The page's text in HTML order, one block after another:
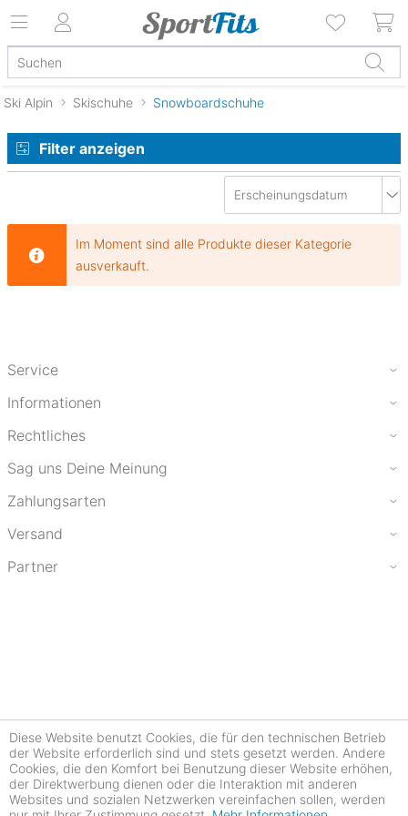
Ski Alpin Skischuhe Snowboardschuhe
Filter anzeigen
Im Moment sind alle Produkte dieser Kategorie
ausverkauft.
Service
Informationen
Rechtliches
Sag uns Deine Meinung
Zahlungsarten
Versand
Partner
Diese Website benutzt Cookies, die für den technischen Betrieb
der Website erforderlich sind und stets gesetzt werden. Andere
Cookies, die den Komfort bei Benutzung dieser Website erhöhen,
der Direktwerbung dienen oder die Interaktion mit anderen
Websites und sozialen Netzwerken vereinfachen sollen, werden